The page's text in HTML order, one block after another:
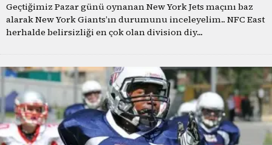
Geçtiğimiz Pazar günü oynanan New York Jets maçını baz
alarak New York Giants’ın durumunu inceleyelim.. NFC East
herhalde belirsizliği en çok olan division diy...